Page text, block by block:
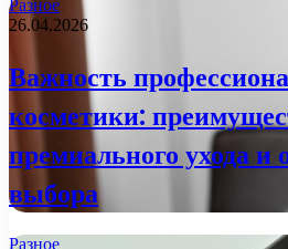
Разное
26.04.2026
Важность
косметики:
премиального ухода и
выбора
Разное